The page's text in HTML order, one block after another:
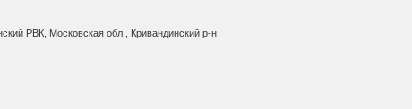
РВК, Московская обл., Кривандинский р-н